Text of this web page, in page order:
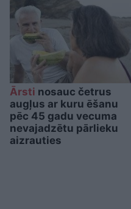
Ārsti nosauc četrus
augļus ar kuru ēšanu
pēc 45 gadu vecuma
nevajadzētu pārlieku
aizrauties